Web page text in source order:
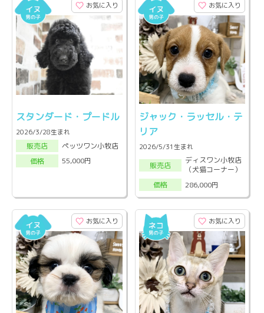
お気に入り
スタンダード・プードル
2026/3/28生まれ
販売店
ペッツワン小牧店
価格
55,000円
お気に入り
ジャック・ラッセル・テ
リア
2026/5/31生まれ
販売店
ディスワン小牧店
（犬猫コーナー）
価格
286,000円
お気に入り お気に入り